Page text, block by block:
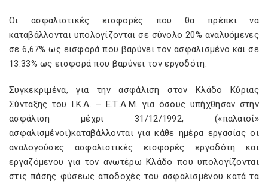
Οι ασφαλιστικές εισφορές που θα πρέπει να
καταβάλλονται υπολογίζονται σε σύνολο 20% αναλυόμενες
σε 6,67% ως εισφορά που βαρύνει τον ασφαλισμένο και σε
13.33% ως εισφορά που βαρύνει τον εργοδότη.
Συγκεκριμένα, για την ασφάλιση στον Κλάδο Κύριας
Σύνταξης του Ι.Κ.Α. – Ε.Τ.Α.Μ. για όσους υπήχθησαν στην
ασφάλιση μέχρι 31/12/1992, («παλαιοί»
ασφαλισμένοι)καταβάλλονται για κάθε ημέρα εργασίας οι
αναλογούσες ασφαλιστικές εισφορές εργοδότη και
εργαζόμενου για τον ανωτέρω Κλάδο που υπολογίζονται
στις πάσης φύσεως αποδοχές του ασφαλισμένου κατά τα